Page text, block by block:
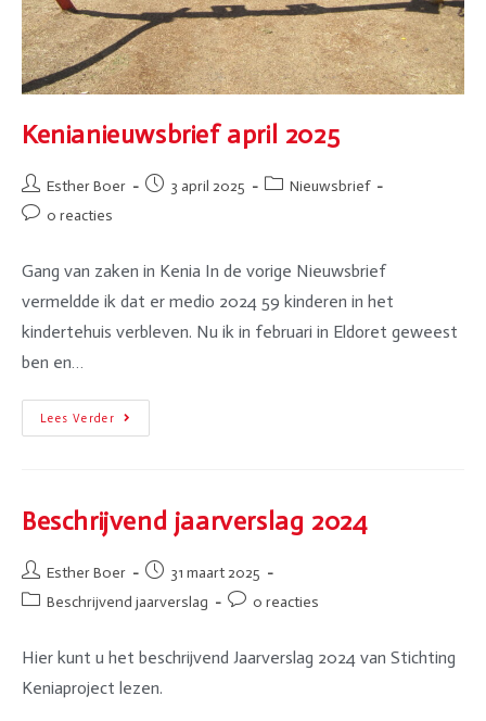
Kenianieuwsbrief april 2025
Esther Boer 3 april 2025
Nieuwsbrief
0 reacties
Gang van zaken in Kenia In de vorige Nieuwsbrief
vermeldde ik dat er medio 2024 59 kinderen in het
kindertehuis verbleven. Nu ik in februari in Eldoret geweest
ben en…
Lees Verder
Beschrijvend jaarverslag 2024
Esther Boer
31 maart 2025
Beschrijvend jaarverslag
0 reacties
Hier kunt u het beschrijvend Jaarverslag 2024 van Stichting
Keniaproject lezen.